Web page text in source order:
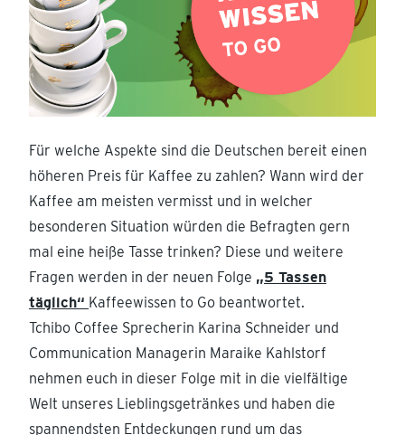
Für welche Aspekte sind die Deutschen bereit einen
höheren Preis für Kaffee zu zahlen? Wann wird der
Kaffee am meisten vermisst und in welcher
besonderen Situation würden die Befragten gern
mal eine heiße Tasse trinken? Diese und weitere
Fragen werden in der neuen Folge „5 Tassen
täglich“ Kaffeewissen to Go beantwortet.
Tchibo Coffee Sprecherin Karina Schneider und
Communication Managerin Maraike Kahlstorf
nehmen euch in dieser Folge mit in die vielfältige
Welt unseres Lieblingsgetränkes und haben die
spannendsten Entdeckungen rund um das